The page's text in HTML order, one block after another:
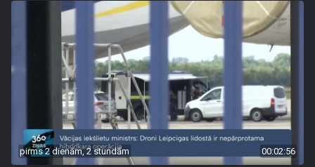
pirms 2 dienām, 2 stundām 00:02:56